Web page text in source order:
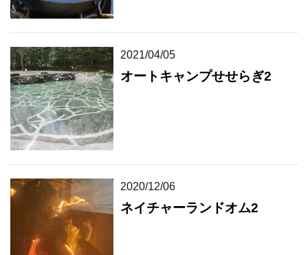
2021/04/05
オートキャンプせせらぎ2
2020/12/06
ネイチャーランドオム2